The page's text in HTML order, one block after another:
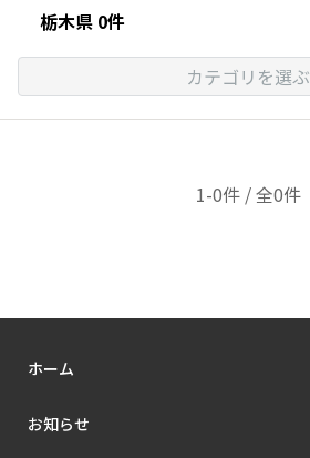
栃木県 0件
カテゴリを選ぶ
1-0件 / 全0件
ホーム
お知らせ